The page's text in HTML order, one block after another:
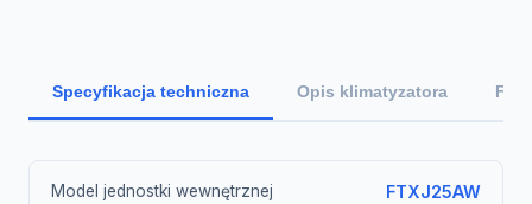
Specyfikacja techniczna Opis klimatyzatora
Model jednostki wewnętrznej FTXJ25AW